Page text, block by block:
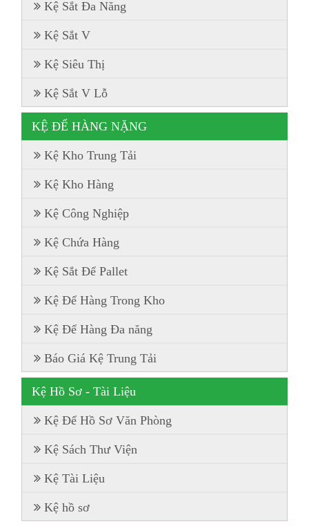
Kệ Sắt Đa Năng
Kệ Sắt V
Kệ Siêu Thị
Kệ Sắt V Lỗ
KỆ ĐỂ HÀNG NẶNG
Kệ Kho Trung Tải
Kệ Kho Hàng
Kệ Công Nghiệp
Kệ Chứa Hàng
Kệ Sắt Để Pallet
Kệ Để Hàng Trong Kho
Kệ Để Hàng Đa năng
Báo Giá Kệ Trung Tải
Kệ Hồ Sơ - Tài Liệu
Kệ Để Hồ Sơ Văn Phòng
Kệ Sách Thư Viện
Kệ Tài Liệu
Kệ hồ sơ